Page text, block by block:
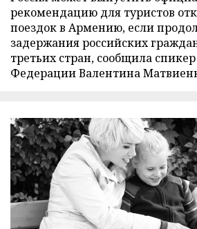
рекомендацию для туристов
поездок в Армению, если
задержания российских
третьих стран, сообщила
Федерации Валентина